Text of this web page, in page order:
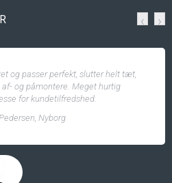
og passer perfekt, slutter helt tæt,
og påmontere. Meget hurtig
for kundetilfredshed.
Nyborg
‹ ›